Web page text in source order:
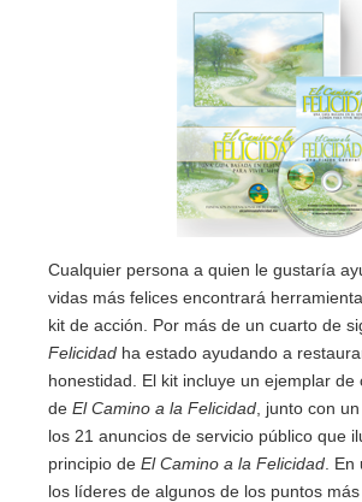
Cualquier persona a quien le gustaría
vidas más felices encontrará
kit de acción. Por más de un cuarto de
Felicidad ha estado ayudando a
honestidad. El kit incluye un ejemplar
de El Camino a la Felicidad , junto con
los 21 anuncios de servicio público que
principio de El Camino a la Felicidad .
los líderes de algunos de los puntos